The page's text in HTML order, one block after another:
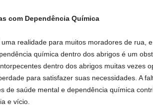
com Dependência Química
realidade para muitos moradores de rua,
química dentro dos abrigos é um
dentro dos abrigos muitas vezes
para satisfazer suas necessidades. A
de saúde mental e dependência química
e vício.